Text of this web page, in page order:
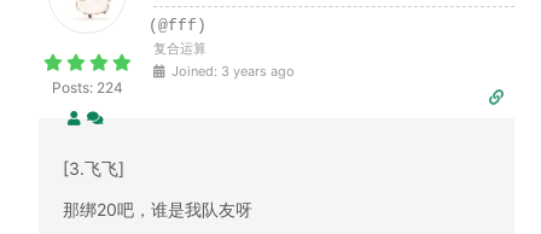
Posts: 224
(@fff)
复合运算
Joined: 3 years ago
[3.飞飞]
那绑20吧，谁是我队友呀